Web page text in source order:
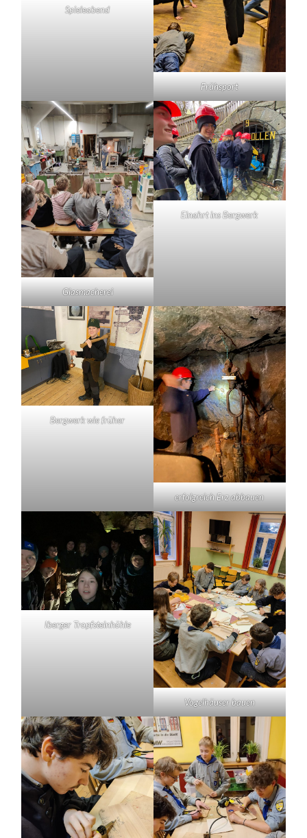
Spieleabend
Frühsport
Glasmacherei
Einahrt ins Bergwerk
Bergwerk wie früher
erfolgreich Erz abbauen
Iberger Tropfsteinhöhle
Vogelhäuser bauen